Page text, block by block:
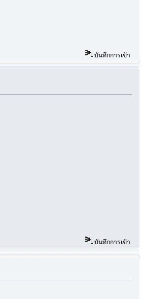
บันทึกการเข้า
บันทึกการเข้า